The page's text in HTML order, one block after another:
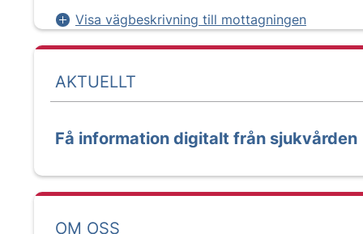
Visa vägbeskrivning till mottagningen
AKTUELLT
Få information digitalt från sjukvården
OM OSS